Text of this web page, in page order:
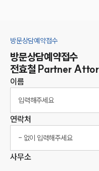
방문상담예약접수
방문상담예약접수
전효철 Partner
이름
연락처
사무소